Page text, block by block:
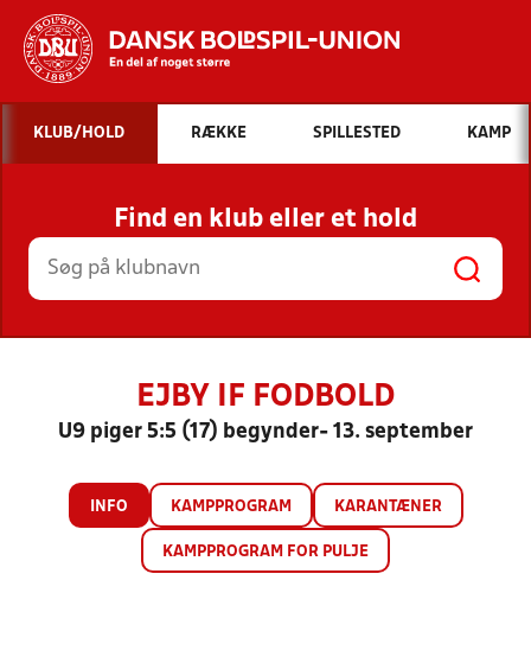
Hvad vil du søge efter?
INDHOLD OG NYHEDER
STILLINGER, RESULTATER, KLUBBER OG
HOLD
KLUB/HOLD RÆKKE SPILLESTED KAMP
Find en klub eller et hold
EJBY IF FODBOLD
U9 piger 5:5 (17) begynder- 13. september
INFO KAMPPROGRAM KARANTÆNER
KAMPPROGRAM FOR PULJE